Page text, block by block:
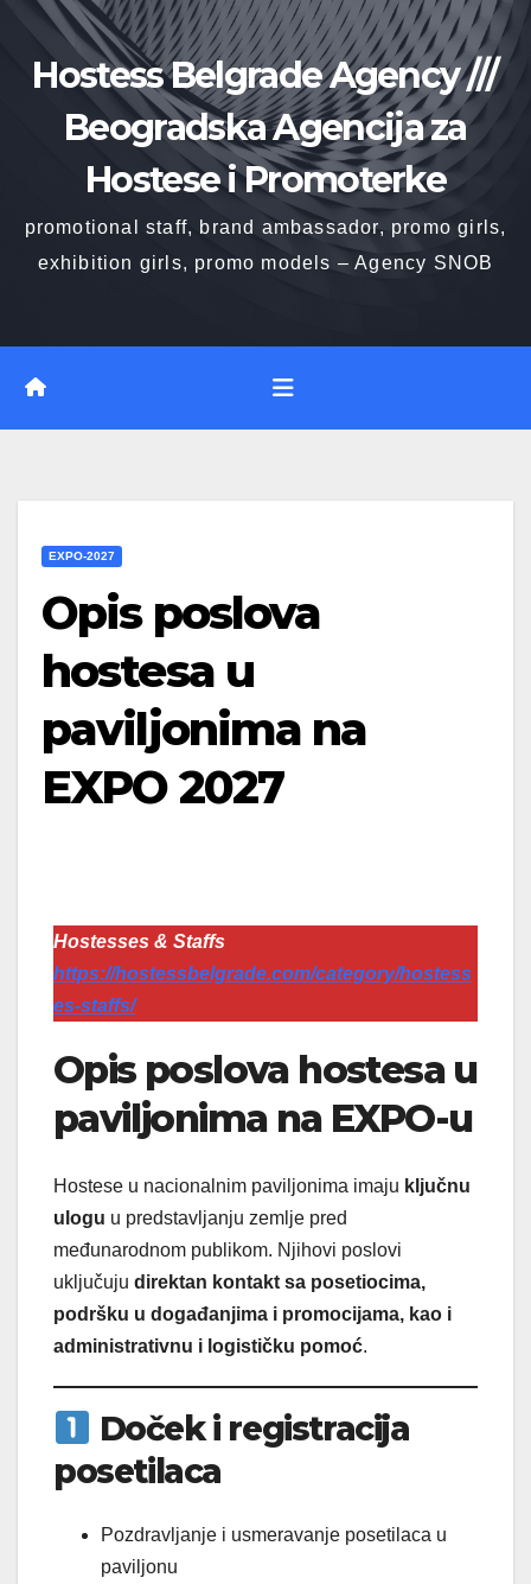
contentHostess Belgrade Agency ///
Beogradska Agencija za
Hostese i Promoterke
promotional staff, brand ambassador, promo girls,
exhibition girls, promo models – Agency SNOB
EXPO-2027
Opis poslova
hostesa u
paviljonima na
EXPO 2027
Hostesses & Staffs
https://hostessbelgrade.com/category/hostess
es-staffs/
Opis poslova hostesa u
paviljonima na EXPO-u
Hostese u nacionalnim paviljonima imaju ključnu
ulogu u predstavljanju zemlje pred
međunarodnom publikom. Njihovi poslovi
uključuju direktan kontakt sa posetiocima,
podršku u događanjima i promocijama, kao i
administrativnu i logističku pomoć.
Doček i registracija
posetilaca
Pozdravljanje i usmeravanje posetilaca u
paviljonu